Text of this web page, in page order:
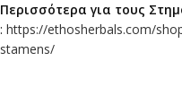
Περισσότερα για τους
: https://ethosherbals.com/
stamens/